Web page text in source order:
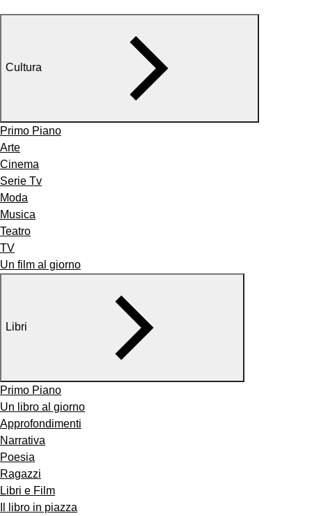
Cultura
Primo Piano
Arte
Cinema
Serie Tv
Moda
Musica
Teatro
TV
Un film al giorno
Libri
Primo Piano
Un libro al giorno
Approfondimenti
Narrativa
Poesia
Ragazzi
Libri e Film
Il libro in piazza